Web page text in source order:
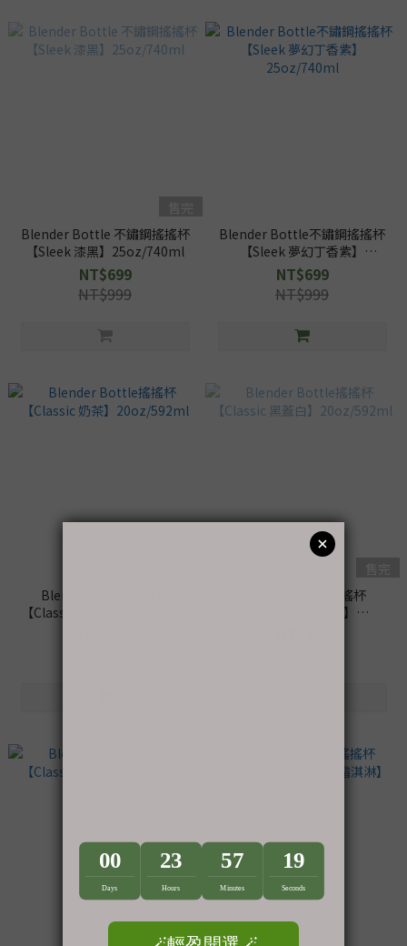
Blender Bottle 不鏽鋼搖搖杯
【Sleek 漆黑】25oz/740ml
NT$699
NT$999
Blender Bottle不鏽鋼搖搖杯
【Sleek 夢幻丁香紫】
25oz/740ml
NT$699
NT$999
Blender Bottle搖搖杯
【Classic 奶茶】20oz/592ml
Blender Bottle搖搖杯
【Classic 黑蓋白】